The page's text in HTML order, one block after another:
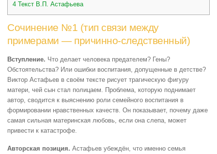
4 Текст В.П. Астафьева
Сочинение №1 (тип связи между
примерами — причинно-следственный)
Вступление. Что делает человека предателем? Гены?
Обстоятельства? Или ошибки воспитания, допущенные в детстве?
Виктор Астафьев в своём тексте рисует трагическую фигуру
матери, чей сын стал полицаем. Проблема, которую поднимает
автор, сводится к выяснению роли семейного воспитания в
формировании нравственных качеств. Он показывает, почему даже
самая сильная материнская любовь, если она слепа, может
привести к катастрофе.
Авторская позиция. Астафьев убеждён, что именно семья